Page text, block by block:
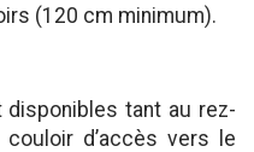
(120 cm minimum).
tant au rez-
d’accès vers le